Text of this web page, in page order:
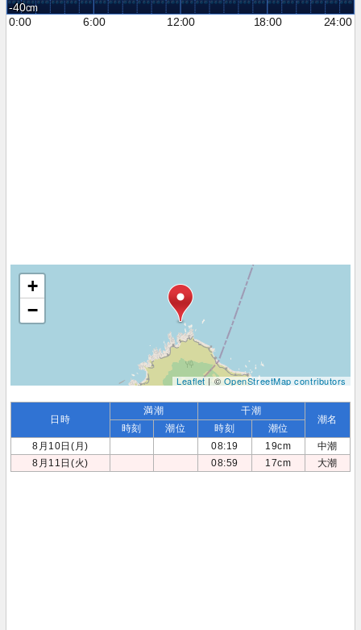
-40
0:00
6:00 12:00 18:00 24:00
+
−
Leaflet| ©OpenStreetMap contributors
日時
満潮 干潮
潮名
時刻 潮位 時刻
潮位
8月10日(月)
08:19 19cm
中潮
8月11日(火)
08:59 17cm 大潮